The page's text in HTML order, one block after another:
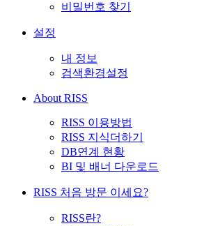
비밀번호 찾기
설정
내 정보
검색환경설정
About RISS
RISS 이용방법
RISS 지식더하기
DB연계 현황
BI 및 배너 다운로드
RISS 처음 방문 이세요?
RISS란?